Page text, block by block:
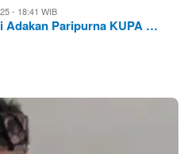
- 18:41 WIB
Adakan Paripurna KUPA …